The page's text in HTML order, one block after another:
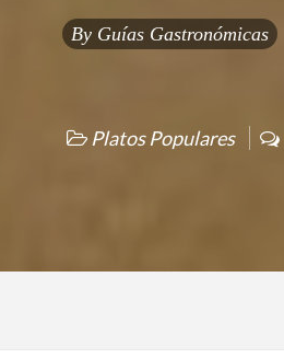
By Guías Gastronómicas
Platos Populares